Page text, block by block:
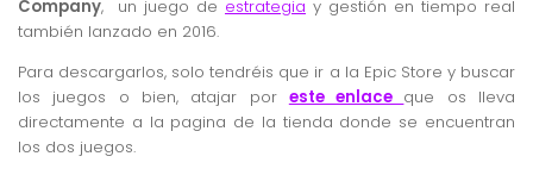
Company, un juego de estrategia y gestión en tiempo real
también lanzado en 2016.
Para descargarlos, solo tendréis que ir a la Epic Store y buscar
los juegos o bien, atajar por este enlace que os lleva
directamente a la pagina de la tienda donde se encuentran
los dos juegos.